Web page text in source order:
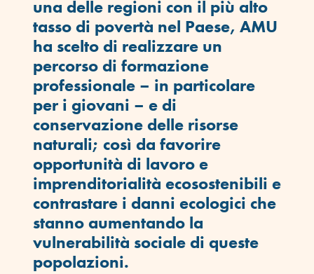
una delle regioni con il più alto
tasso di povertà nel Paese, AMU
ha scelto di realizzare un
percorso di formazione
professionale – in particolare
per i giovani – e di
conservazione delle risorse
naturali; così da favorire
opportunità di lavoro e
imprenditorialità ecosostenibili e
contrastare i danni ecologici che
stanno aumentando la
vulnerabilità sociale di queste
popolazioni.